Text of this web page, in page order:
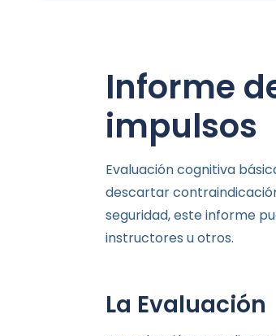
Informe
impulsos
Evaluación cognitiva
descartar
seguridad, este informe
instructores u otros.
La Evaluación